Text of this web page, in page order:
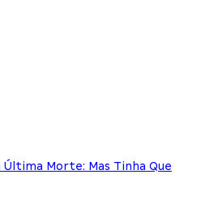
Morte: Mas Tinha Que